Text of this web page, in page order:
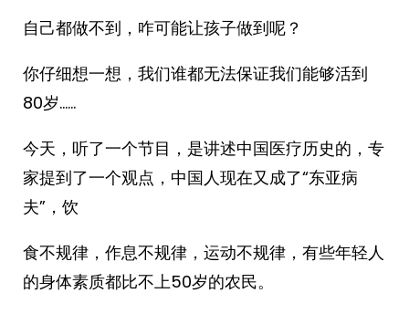
自己都做不到，咋可能让孩子做到呢？
你仔细想一想，我们谁都无法保证我们能够活到
80岁……
今天，听了一个节目，是讲述中国医疗历史的，专
家提到了一个观点，中国人现在又成了“东亚病
夫”，饮
食不规律，作息不规律，运动不规律，有些年轻人
的身体素质都比不上50岁的农民。